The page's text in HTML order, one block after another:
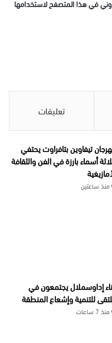
في هذا المتصفح لاستخدامها
تعليقات
تيفاوين بتافراوت يحتفي
أسماء بارزة في الفن والثقافة
منذ ساعتين
إداوسملال يجتمعون في
للتنمية وإشعاع المنطقة
منذ 7 ساعات